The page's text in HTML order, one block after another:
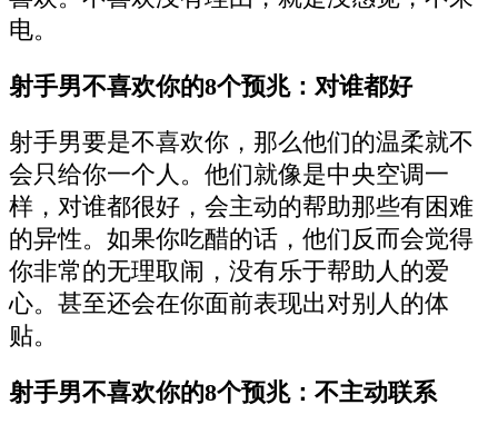
电。
射手男不喜欢你的8个预兆：对谁都好
射手男要是不喜欢你，那么他们的温柔就不
会只给你一个人。他们就像是中央空调一
样，对谁都很好，会主动的帮助那些有困难
的异性。如果你吃醋的话，他们反而会觉得
你非常的无理取闹，没有乐于帮助人的爱
心。甚至还会在你面前表现出对别人的体
贴。
射手男不喜欢你的8个预兆：不主动联系